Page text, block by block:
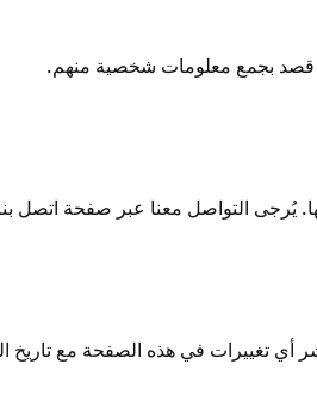
يُرجى التواصل معنا عبر صفحة اتصل
تغييرات في هذه الصفحة مع تاريخ